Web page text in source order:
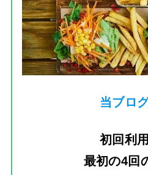
当ブロ
初回利
最初の4回